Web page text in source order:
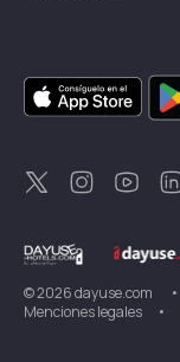
DayuseSingapur
DayuseSuecia
DayuseTailandia
DayuseNueva Zelanda
DayuseTurquía
©2026dayuse.com •
Menciones legales
•